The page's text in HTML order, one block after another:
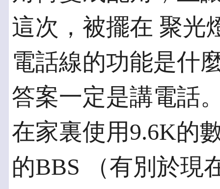
這次，被擺在 聚光
電話線的功能是什
答案一定是講電話
在家裏使用9.6K的
的BBS （有別於現